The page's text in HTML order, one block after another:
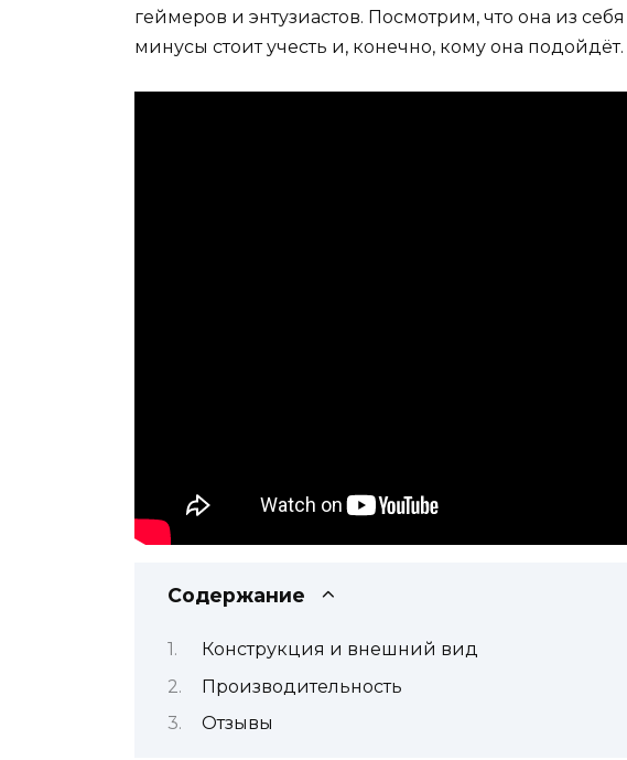
геймеров и энтузиастов. Посмотрим, что она из
минусы стоит учесть и, конечно, кому она подойдёт.
Содержание
Конструкция и внешний вид
Производительность
Отзывы